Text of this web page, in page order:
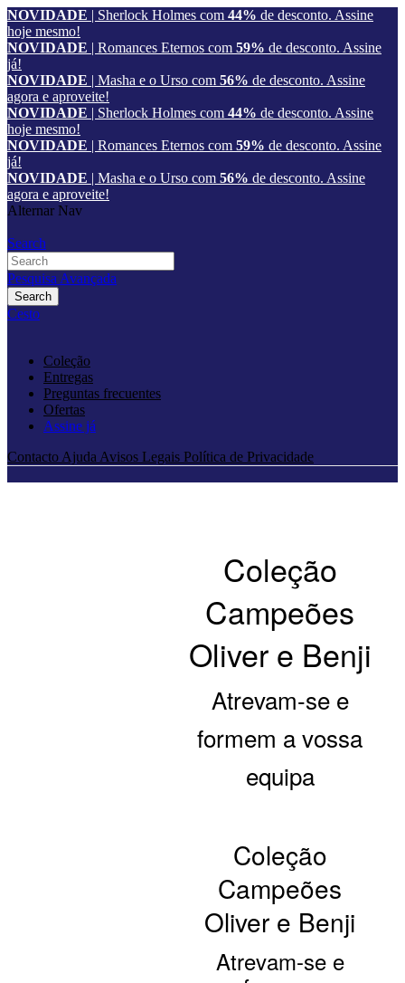
NOVIDADE | Sherlock Holmes com 44% de desconto. Assine
hoje mesmo!
NOVIDADE | Romances Eternos com 59% de desconto. Assine
já!
NOVIDADE | Masha e o Urso com 56% de desconto. Assine
agora e aproveite!
NOVIDADE | Sherlock Holmes com 44% de desconto. Assine
hoje mesmo!
NOVIDADE | Romances Eternos com 59% de desconto. Assine
já!
NOVIDADE | Masha e o Urso com 56% de desconto. Assine
agora e aproveite!
Alternar Nav
Search
Pesquisa Avançada
Search
Cesto
Coleção
Entregas
Preguntas frecuentes
Ofertas
Assine já
Contacto Ajuda Avisos Legais Política de Privacidade
Coleção
Campeões
Oliver e Benji
Atrevam-se e
formem a vossa
equipa
Coleção
Campeões
Oliver e Benji
Atrevam-se e